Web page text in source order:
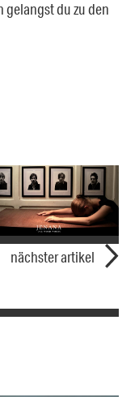
gelangst du zu den
nächster artikel